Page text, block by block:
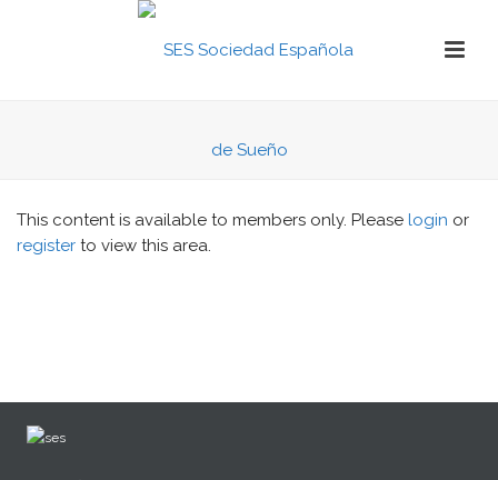
This content is available to members only. Please login or
register to view this area.